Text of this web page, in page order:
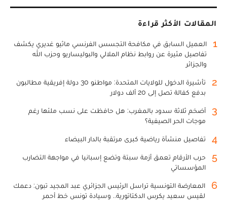
المقالات الأكثر قراءة
1
العميل السابق في مكافحة التجسس الفرنسي ماثيو غديري يكشف
تفاصيل مثيرة عن روابط نظام الملالي والبوليساريو وحزب الله
والجزائر
2
تأشيرة الدخول للولايات المتحدة: مواطنو 30 دولة إفريقية مطالبون
بدفع كفالة تصل إلى 20 ألف دولار
3
أضخم ثلاثة سدود بالمغرب: هل حافظت على نسب ملئها رغم
موجات الحر الصيفية؟
4 تفاصيل منشأة رياضية كبرى مرتقبة بالدار البيضاء
5
حرب الأرقام تعمق أزمة سبتة وتضع إسبانيا في مواجهة التضارب
المؤسساتي
6
المعارضة التونسية تراسل الرئيس الجزائري عبد المجيد تبون: دعمك
لقيس سعيد يكرس الدكتاتورية.. وسيادة تونس خط أحمر